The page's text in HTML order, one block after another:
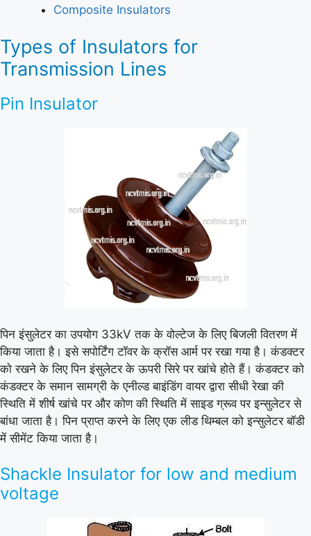
Composite Insulators
Types of Insulators for
Transmission Lines
Pin Insulator
पिन इंसुलेटर का उपयोग 33kV तक के वोल्टेज के लिए बिजली वितरण में
किया जाता है। इसे सपोर्टिंग टॉवर के क्रॉस आर्म पर रखा गया है। कंडक्टर
को रखने के लिए पिन इंसुलेटर के ऊपरी सिरे पर खांचे होते हैं। कंडक्टर को
कंडक्टर के समान सामग्री के एनील्ड बाइंडिंग वायर द्वारा सीधी रेखा की
स्थिति में शीर्ष खांचे पर और कोण की स्थिति में साइड ग्रूव पर इन्सुलेटर से
बांधा जाता है। पिन प्राप्त करने के लिए एक लीड थिम्बल को इन्सुलेटर बॉडी
में सीमेंट किया जाता है।
Shackle Insulator for low and medium
voltage